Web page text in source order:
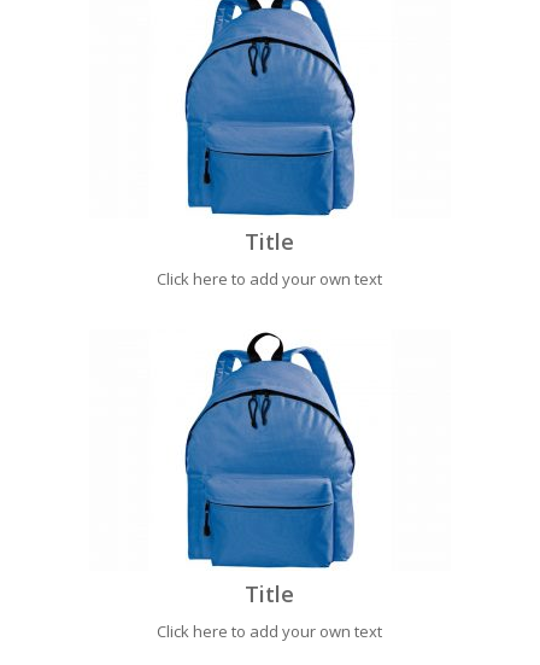
Title
Click here to add your own text
Title
Click here to add your own text